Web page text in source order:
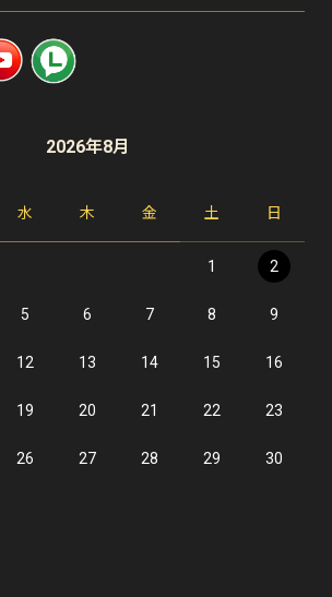
2026年8月
水 木 金 土 日
1 2
5 6 7 8 9
12 13 14 15 16
19 20 21 22 23
26 27 28 29 30